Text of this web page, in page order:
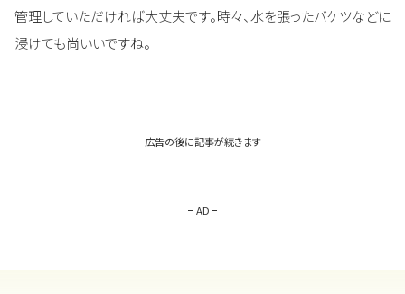
管理していただければ大丈夫です。時々、水を張ったバケツなどに
浸けても尚いいですね。
広告の後に記事が続きます
AD